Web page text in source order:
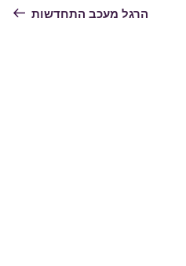
הבאהרגל מעכב התחדשות